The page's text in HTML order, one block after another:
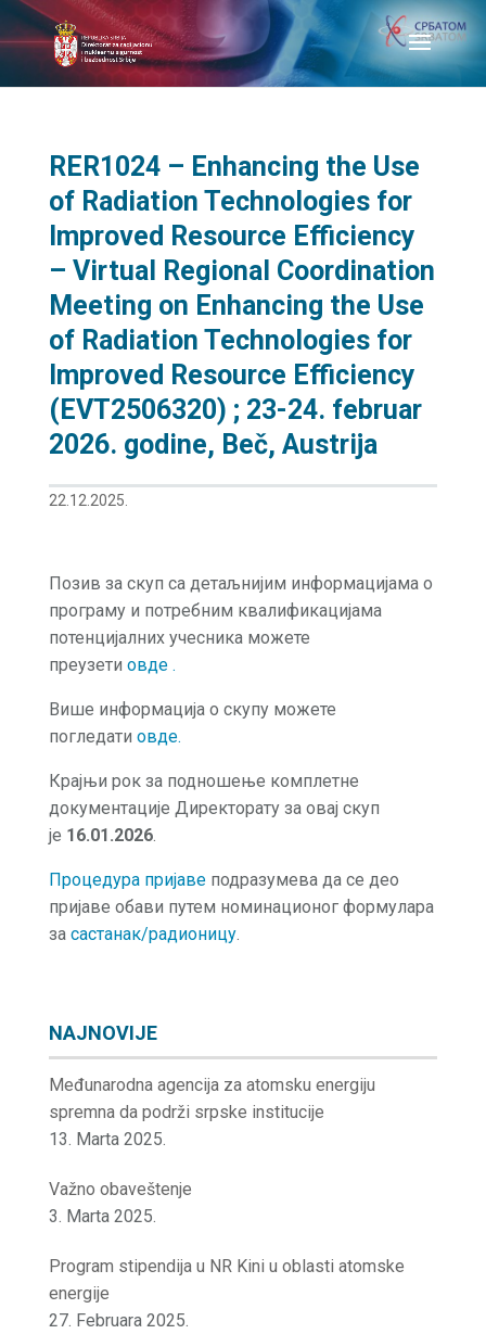
RER1024 – Enhancing the Use
of Radiation Technologies for
Improved Resource Efficiency
– Virtual Regional Coordination
Meeting on Enhancing the Use
of Radiation Technologies for
Improved Resource Efficiency
(EVT2506320) ; 23-24. februar
2026. godine, Beč, Austrija
22.12.2025.
Позив за скуп са детаљнијим информацијама о
програму и потребним квалификацијама
потенцијалних учесника можете
преузети овде .
Више информација о скупу можете
погледати овде.
Крајњи рок за подношење комплетне
документације Директорату за овај скуп
је 16.01.2026.
Процедура пријавеподразумева да се део
пријаве обави путем номинационог формулара
за састанак/радионицу.
NAJNOVIJE
Međunarodna agencija za atomsku energiju
spremna da podrži srpske institucije
13. Marta 2025.
Važno obaveštenje
3. Marta 2025.
Program stipendija u NR Kini u oblasti atomske
energije
27. Februara 2025.